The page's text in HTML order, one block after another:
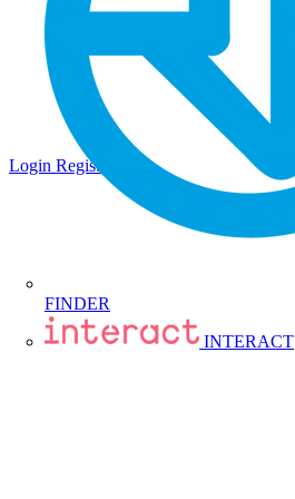
FINDER
INTERACT
Login Registrati